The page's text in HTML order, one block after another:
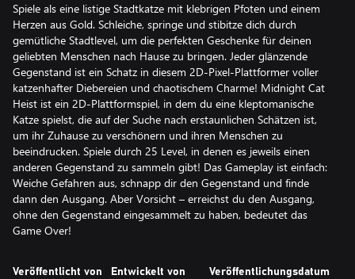
Spiele als eine listige Stadtkatze mit klebrigen Pfoten und einem
Herzen aus Gold. Schleiche, springe und stibitze dich durch
gemütliche Stadtlevel, um die perfekten Geschenke für deinen
geliebten Menschen nach Hause zu bringen. Jeder glänzende
Gegenstand ist ein Schatz in diesem 2D-Pixel-Plattformer voller
katzenhafter Diebereien und chaotischem Charme! Midnight Cat
Heist ist ein 2D-Plattformspiel, in dem du eine kleptomanische
Katze spielst, die auf der Suche nach erstaunlichen Schätzen ist,
um ihr Zuhause zu verschönern und ihren Menschen zu
beeindrucken. Spiele durch 25 Level, in denen es jeweils einen
anderen Gegenstand zu sammeln gibt! Das Gameplay ist einfach:
Weiche Gefahren aus, schnapp dir den Gegenstand und finde
dann den Ausgang. Aber Vorsicht – erreichst du den Ausgang,
ohne den Gegenstand eingesammelt zu haben, bedeutet das
Game Over!
Veröffentlicht von Entwickelt von Veröffentlichungsdatum